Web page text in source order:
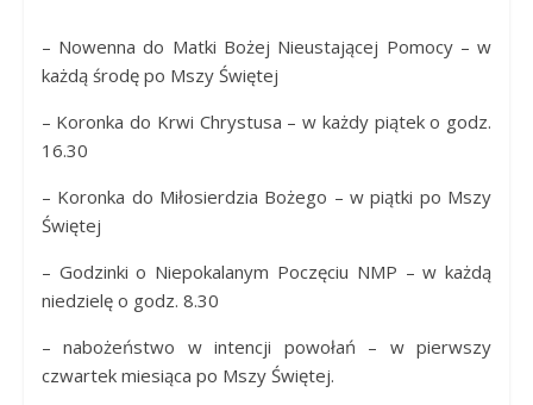
– Nowenna do Matki Bożej Nieustającej Pomocy – w
każdą środę po Mszy Świętej
– Koronka do Krwi Chrystusa – w każdy piątek o godz.
16.30
– Koronka do Miłosierdzia Bożego – w piątki po Mszy
Świętej
– Godzinki o Niepokalanym Poczęciu NMP – w każdą
niedzielę o godz. 8.30
– nabożeństwo w intencji powołań – w pierwszy
czwartek miesiąca po Mszy Świętej.